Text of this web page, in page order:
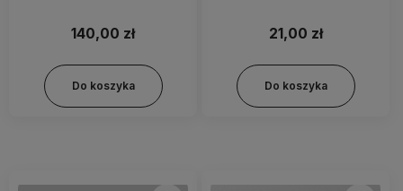
natynkowy czarny
140,00 zł
Do koszyka
21,00 zł
Do koszyka